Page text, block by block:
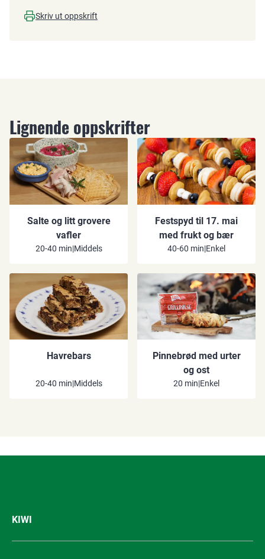
Skriv ut oppskrift
Lignende oppskrifter
Salte og litt grovere
vafler
20-40 min|Middels
Festspyd til 17. mai
med frukt og bær
40-60 min|Enkel
Havrebars
20-40 min|Middels
Pinnebrød med urter
og ost
20 min|Enkel
KIWI